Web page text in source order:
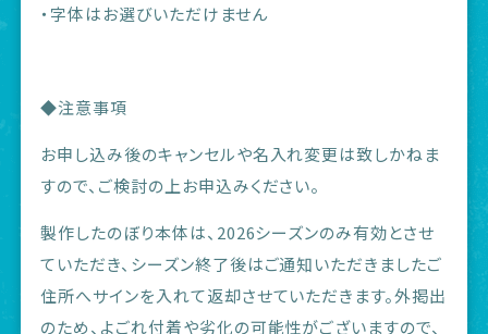
・字体はお選びいただけません
◆注意事項
お申し込み後のキャンセルや名入れ変更は致しかねま
すので、ご検討の上お申込みください。
製作したのぼり本体は、2026シーズンのみ有効とさせ
ていただき、シーズン終了後はご通知いただきましたご
住所へサインを入れて返却させていただきます。外掲出
のため、よごれ付着や劣化の可能性がございますので、